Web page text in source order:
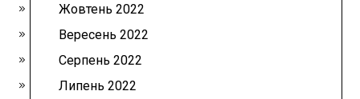
Жовтень 2022
Вересень 2022
Серпень 2022
Липень 2022